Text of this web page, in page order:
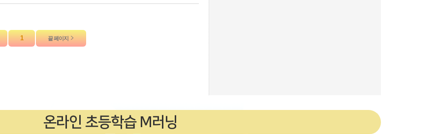
1 끝 페이지
온라인 초등학습 M러닝